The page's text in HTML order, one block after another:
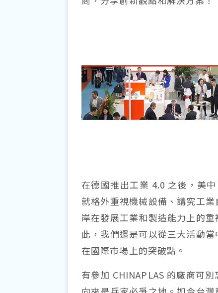
在德國推出工業 4.0 之後，美
就格外重視機械設備、講究工
岸在發展工業和製造能力上的
此，我們還是可以從三大活動
在國際市場上的突破點。
有參加 CHINAPLAS 的廠商可